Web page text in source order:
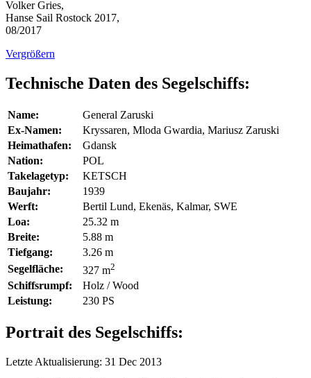
Volker Gries,
Hanse Sail Rostock 2017,
08/2017
Vergrößern
Technische Daten des Segelschiffs:
Name:
General Zaruski
Ex-Namen:
Kryssaren, Mloda Gwardia, Mariusz Zaruski
Heimathafen:
Gdansk
Nation:
POL
Takelagetyp:
KETSCH
Baujahr:
1939
Werft:
Bertil Lund, Ekenäs, Kalmar, SWE
Loa:
25.32 m
Breite:
5.88 m
Tiefgang:
3.26 m
Segelfläche:
327 m2
Schiffsrumpf:
Holz / Wood
Leistung:
230 PS
Portrait des Segelschiffs:
Letzte Aktualisierung: 31 Dec 2013